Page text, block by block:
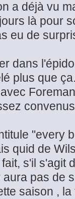
a déjà vu
là pour
eu de
dans
plus que
"every
quid de
s'il s'agit
aura pas de
saison ,